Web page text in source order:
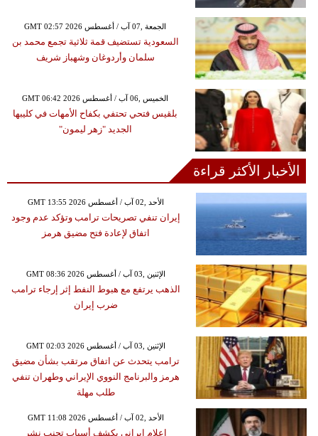
GMT 02:57 2026 الجمعة ,07 آب / أغسطس
السعودية تستضيف قمة ثلاثية تجمع محمد بن
سلمان وأردوغان وشهباز شريف
GMT 06:42 2026 الخميس ,06 آب / أغسطس
بلقيس فتحي تحتفي بكفاح الأمهات في كليبها
الجديد "زهر ليمون"
الأخبار الأكثر قراءة
GMT 13:55 2026 الأحد ,02 آب / أغسطس
إيران تنفي تصريحات ترامب وتؤكد عدم وجود
اتفاق لإعادة فتح مضيق هرمز
GMT 08:36 2026 الإثنين ,03 آب / أغسطس
الذهب يرتفع مع هبوط النفط إثر إرجاء ترامب
ضرب إيران
GMT 02:03 2026 الإثنين ,03 آب / أغسطس
ترامب يتحدث عن اتفاق مرتقب بشأن مضيق
هرمز والبرنامج النووي الإيراني وطهران تنفي
طلب مهلة
GMT 11:08 2026 الأحد ,02 آب / أغسطس
إعلام إيراني يكشف أسباب تجنب نشر